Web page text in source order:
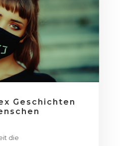
Geschichten
die